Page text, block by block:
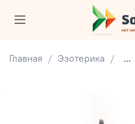
Главная Эзотерика ...